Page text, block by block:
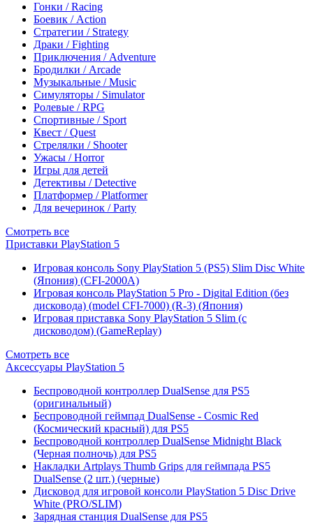
Гонки / Racing
Боевик / Action
Стратегии / Strategy
Драки / Fighting
Приключения / Adventure
Бродилки / Arcade
Музыкальные / Music
Симуляторы / Simulator
Ролевые / RPG
Спортивные / Sport
Квест / Quest
Стрелялки / Shooter
Ужасы / Horror
Игры для детей
Детективы / Detective
Платформер / Platformer
Для вечеринок / Party
Смотреть все
Приставки PlayStation 5
Игровая консоль Sony PlayStation 5 (PS5) Slim Disc White
(Япония) (CFI-2000A)
Игровая консоль PlayStation 5 Pro - Digital Edition (без
дисковода) (model CFI-7000) (R-3) (Япония)
Игровая приставка Sony PlayStation 5 Slim (с
дисководом) (GameReplay)
Смотреть все
Аксессуары PlayStation 5
Беспроводной контроллер DualSense для PS5
(оригинальный)
Беспроводной геймпад DualSense - Cosmic Red
(Космический красный) для PS5
Беспроводной контроллер DualSense Midnight Black
(Черная полночь) для PS5
Накладки Artplays Thumb Grips для геймпада PS5
DualSense (2 шт.) (черные)
Дисковод для игровой консоли PlayStation 5 Disc Drive
White (PRO/SLIM)
Зарядная станция DualSense для PS5